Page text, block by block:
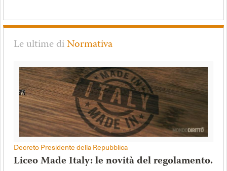
Le ultime diNormativa
Decreto Presidente della Repubblica
Liceo Made Italy: le novità del regolamento.